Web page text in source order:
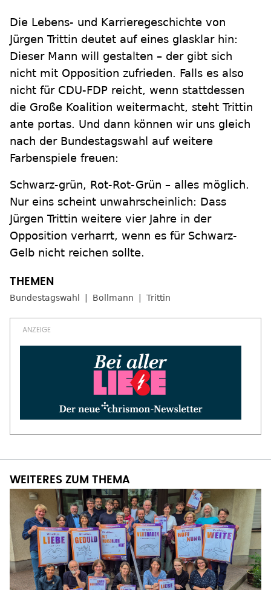
Die Lebens- und Karrieregeschichte von
Jürgen Trittin deutet auf eines glasklar hin:
Dieser Mann will gestalten – der gibt sich
nicht mit Opposition zufrieden. Falls es also
nicht für CDU-FDP reicht, wenn stattdessen
die Große Koalition weitermacht, steht Trittin
ante portas. Und dann können wir uns gleich
nach der Bundestagswahl auf weitere
Farbenspiele freuen:
Schwarz-grün, Rot-Rot-Grün – alles möglich.
Nur eins scheint unwahrscheinlich: Dass
Jürgen Trittin weitere vier Jahre in der
Opposition verharrt, wenn es für Schwarz-
Gelb nicht reichen sollte.
Bundestagswahl Bollmann Trittin
WEITERES ZUM THEMA